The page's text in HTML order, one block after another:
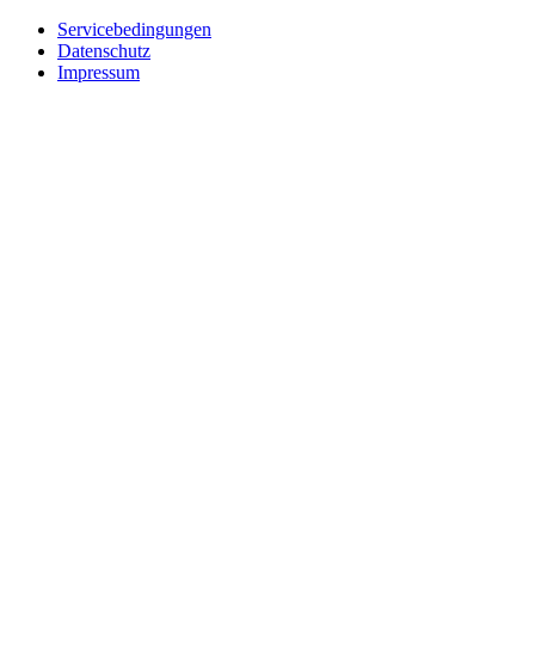
Servicebedingungen
Datenschutz
Impressum